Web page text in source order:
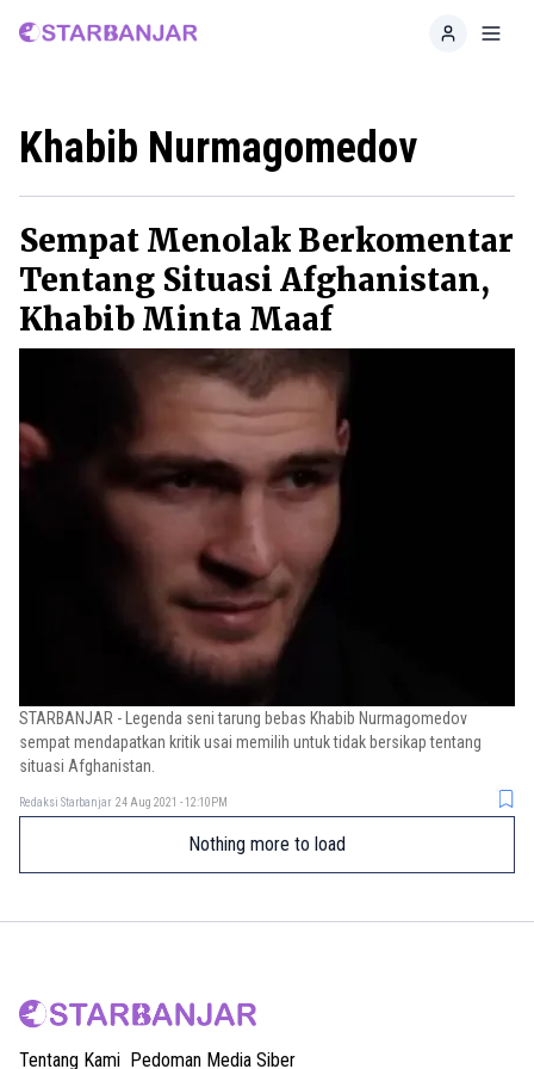
Home
Khabib Nurmagomedov
Sempat Menolak Berkomentar
Tentang Situasi Afghanistan,
Khabib Minta Maaf
STARBANJAR - Legenda seni tarung bebas Khabib Nurmagomedov
sempat mendapatkan kritik usai memilih untuk tidak bersikap tentang
situasi Afghanistan.
Redaksi Starbanjar 24 Aug 2021 - 12:10PM
Nothing more to load
Tentang Kami Pedoman Media Siber